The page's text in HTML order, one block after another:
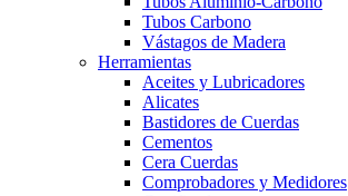
Tubos Carbono
Vástagos de Madera
Herramientas
Aceites y Lubricadores
Alicates
Bastidores de Cuerdas
Cementos
Cera Cuerdas
Comprobadores y Medidores